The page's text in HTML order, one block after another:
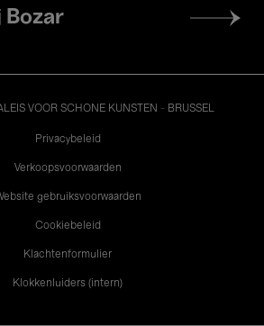
Bozar
VOOR SCHONE KUNSTEN - BRUSSEL
Privacybeleid
Verkoopsvoorwaarden
gebruiksvoorwaarden
Cookiebeleid
Klachtenformulier
Klokkenluiders (intern)